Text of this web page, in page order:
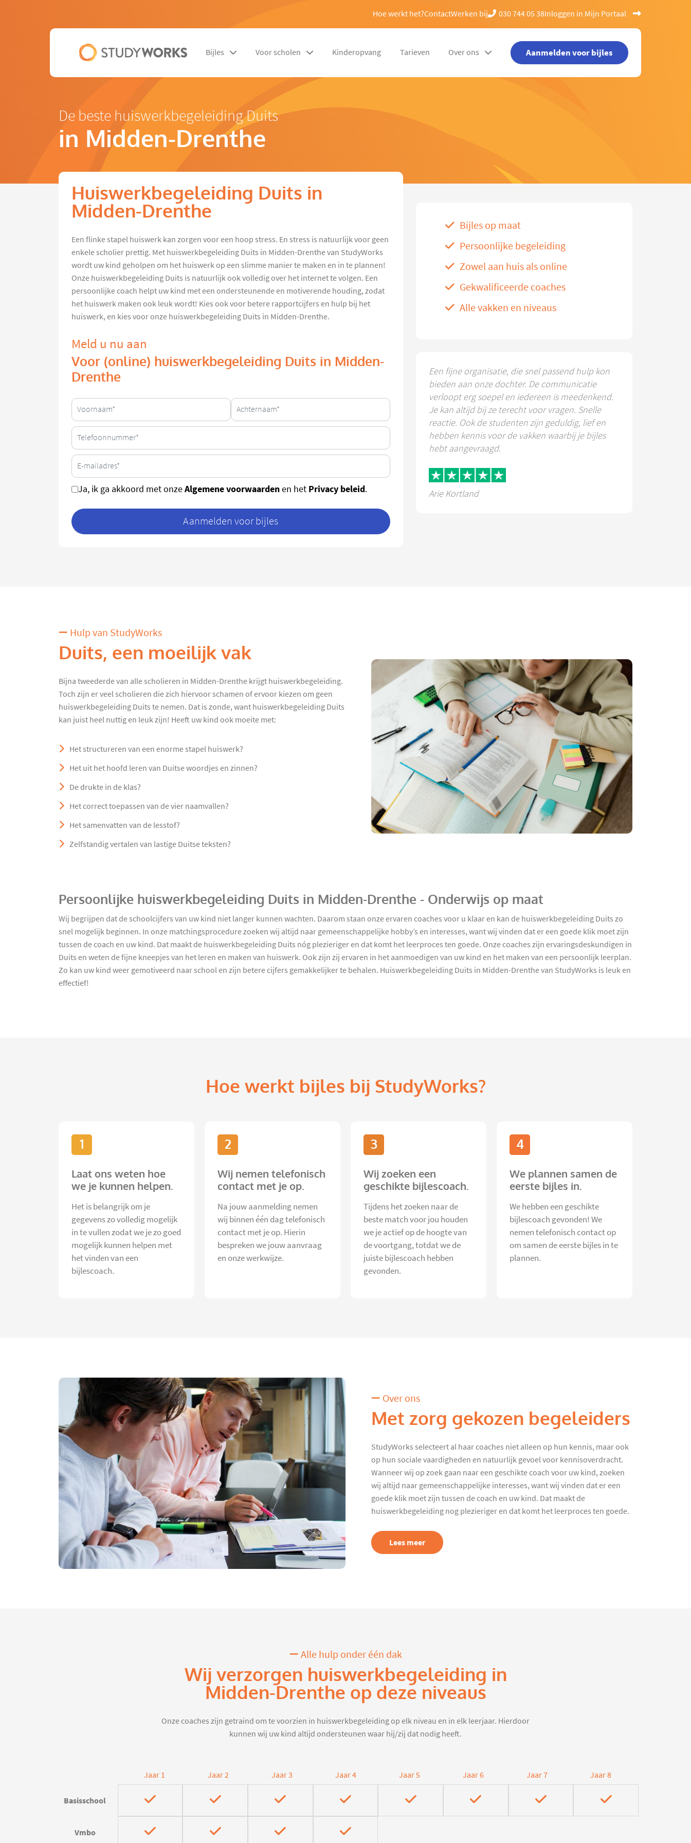
Hoe werkt het?ContactWerken bij 030 744 05 38Inloggen in Mijn Portaal
Bijles Voor scholen Kinderopvang Tarieven Over ons Aanmelden voor bijles
De beste huiswerkbegeleiding Duits
in Midden-Drenthe
Huiswerkbegeleiding Duits in
Midden-Drenthe
Een flinke stapel huiswerk kan zorgen voor een hoop stress. En stress is natuurlijk voor geen
enkele scholier prettig. Met huiswerkbegeleiding Duits in Midden-Drenthe van StudyWorks
wordt uw kind geholpen om het huiswerk op een slimme manier te maken en in te plannen!
Onze huiswerkbegeleiding Duits is natuurlijk ook volledig over het internet te volgen. Een
persoonlijke coach helpt uw kind met een ondersteunende en motiverende houding, zodat
het huiswerk maken ook leuk wordt! Kies ook voor betere rapportcijfers en hulp bij het
huiswerk, en kies voor onze huiswerkbegeleiding Duits in Midden-Drenthe.
Meld u nu aan
Voor (online) huiswerkbegeleiding Duits in Midden-
Drenthe
Ja, ik ga akkoord met onzeAlgemene voorwaardenen het Privacy beleid.
Aanmelden voor bijles
Bijles op maat
Persoonlijke begeleiding
Zowel aan huis als online
Gekwalificeerde coaches
Alle vakken en niveaus
Een fijne organisatie, die snel passend hulp kon
bieden aan onze dochter. De communicatie
verloopt erg soepel en iedereen is meedenkend.
Je kan altijd bij ze terecht voor vragen. Snelle
reactie. Ook de studenten zijn geduldig, lief en
hebben kennis voor de vakken waarbij je bijles
hebt aangevraagd.
Arie Kortland
Hulp van StudyWorks
Duits, een moeilijk vak
Bijna tweederde van alle scholieren in Midden-Drenthe krijgt huiswerkbegeleiding.
Toch zijn er veel scholieren die zich hiervoor schamen of ervoor kiezen om geen
huiswerkbegeleiding Duits te nemen. Dat is zonde, want huiswerkbegeleiding Duits
kan juist heel nuttig en leuk zijn! Heeft uw kind ook moeite met:
Het structureren van een enorme stapel huiswerk?
Het uit het hoofd leren van Duitse woordjes en zinnen?
De drukte in de klas?
Het correct toepassen van de vier naamvallen?
Het samenvatten van de lesstof?
Zelfstandig vertalen van lastige Duitse teksten?
Persoonlijke huiswerkbegeleiding Duits in Midden-Drenthe - Onderwijs op maat
Wij begrijpen dat de schoolcijfers van uw kind niet langer kunnen wachten. Daarom staan onze ervaren coaches voor u klaar en kan de huiswerkbegeleiding Duits zo
snel mogelijk beginnen. In onze matchingsprocedure zoeken wij altijd naar gemeenschappelijke hobby’s en interesses, want wij vinden dat er een goede klik moet zijn
tussen de coach en uw kind. Dat maakt de huiswerkbegeleiding Duits nóg plezieriger en dat komt het leerproces ten goede. Onze coaches zijn ervaringsdeskundigen in
Duits en weten de fijne kneepjes van het leren en maken van huiswerk. Ook zijn zij ervaren in het aanmoedigen van uw kind en het maken van een persoonlijk leerplan.
Zo kan uw kind weer gemotiveerd naar school en zijn betere cijfers gemakkelijker te behalen. Huiswerkbegeleiding Duits in Midden-Drenthe van StudyWorks is leuk en
effectief!
Hoe werkt bijles bij StudyWorks?
1
Laat ons weten hoe
we je kunnen helpen.
Het is belangrijk om je
gegevens zo volledig mogelijk
in te vullen zodat we je zo goed
mogelijk kunnen helpen met
het vinden van een
bijlescoach.
2
Wij nemen telefonisch
contact met je op.
Na jouw aanmelding nemen
wij binnen één dag telefonisch
contact met je op. Hierin
bespreken we jouw aanvraag
en onze werkwijze.
3
Wij zoeken een
geschikte bijlescoach.
Tijdens het zoeken naar de
beste match voor jou houden
we je actief op de hoogte van
de voortgang, totdat we de
juiste bijlescoach hebben
gevonden.
4
We plannen samen de
eerste bijles in.
We hebben een geschikte
bijlescoach gevonden! We
nemen telefonisch contact op
om samen de eerste bijles in te
plannen.
Over ons
Met zorg gekozen begeleiders
StudyWorks selecteert al haar coaches niet alleen op hun kennis, maar ook
op hun sociale vaardigheden en natuurlijk gevoel voor kennisoverdracht.
Wanneer wij op zoek gaan naar een geschikte coach voor uw kind, zoeken
wij altijd naar gemeenschappelijke interesses, want wij vinden dat er een
goede klik moet zijn tussen de coach en uw kind. Dat maakt de
huiswerkbegeleiding nog plezieriger en dat komt het leerproces ten goede.
Lees meer
Alle hulp onder één dak
Wij verzorgen huiswerkbegeleiding in
Midden-Drenthe op deze niveaus
Onze coaches zijn getraind om te voorzien in huiswerkbegeleiding op elk niveau en in elk leerjaar. Hierdoor
kunnen wij uw kind altijd ondersteunen waar hij/zij dat nodig heeft.
Jaar 1 Jaar 2 Jaar 3 Jaar 4 Jaar 5 Jaar 6 Jaar 7 Jaar 8
Basisschool
Vmbo